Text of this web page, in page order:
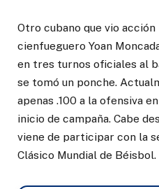
Otro cubano que vio
cienfueguero Yoan
en tres turnos oficiales al
se tomó un ponche.
apenas .100 a la ofensiva
inicio de campaña. Cabe
viene de participar con la
Clásico Mundial de Béisbol.